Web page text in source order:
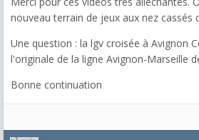
nouveau terrain de jeux aux nez cassés
Une question : la lgv croisée à Avignon
l'originale de la ligne Avignon-Marseille
Bonne continuation